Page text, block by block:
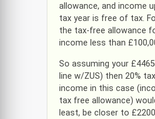
allowance, and income
tax year is free of tax.
the tax-free allowance
income less than
So assuming your
line w/ZUS) then 20%
income in this case
tax free allowance)
least, be closer to